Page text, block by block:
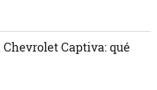
Captiva: qué